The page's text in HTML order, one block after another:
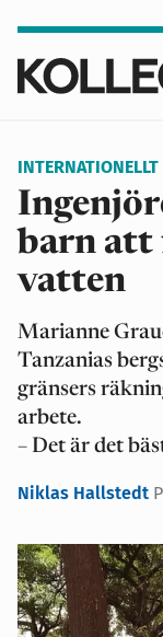
huvudinnehåll
INTERNATIONELLT
barn
vatten
Marianne
Tanzanias
gränsers
arbete.
– Det är det
Niklas Hallstedt